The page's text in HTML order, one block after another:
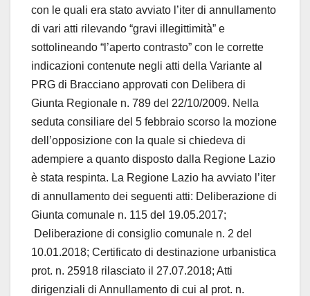
con le quali era stato avviato l’iter di annullamento
di vari atti rilevando “gravi illegittimità” e
sottolineando “l’aperto contrasto” con le corrette
indicazioni contenute negli atti della Variante al
PRG di Bracciano approvati con Delibera di
Giunta Regionale n. 789 del 22/10/2009. Nella
seduta consiliare del 5 febbraio scorso la mozione
dell’opposizione con la quale si chiedeva di
adempiere a quanto disposto dalla Regione Lazio
è stata respinta. La Regione Lazio ha avviato l’iter
di annullamento dei seguenti atti: Deliberazione di
Giunta comunale n. 115 del 19.05.2017;
Deliberazione di consiglio comunale n. 2 del
10.01.2018; Certificato di destinazione urbanistica
prot. n. 25918 rilasciato il 27.07.2018; Atti
dirigenziali di Annullamento di cui al prot. n.